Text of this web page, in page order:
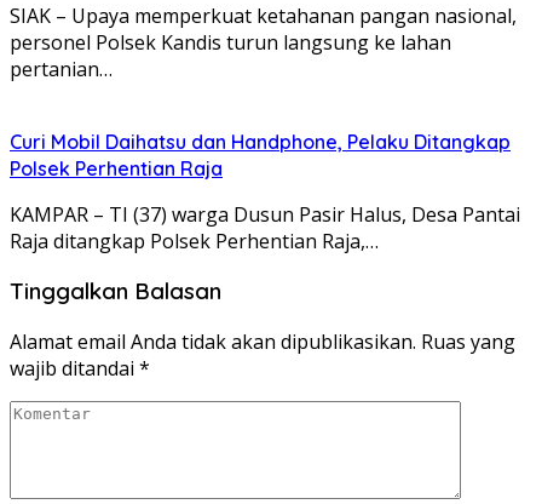
SIAK – Upaya memperkuat ketahanan pangan nasional,
personel Polsek Kandis turun langsung ke lahan
pertanian…
Curi Mobil Daihatsu dan Handphone, Pelaku Ditangkap
Polsek Perhentian Raja
KAMPAR – TI (37) warga Dusun Pasir Halus, Desa Pantai
Raja ditangkap Polsek Perhentian Raja,…
Tinggalkan Balasan
Alamat email Anda tidak akan dipublikasikan. Ruas yang
wajib ditandai *